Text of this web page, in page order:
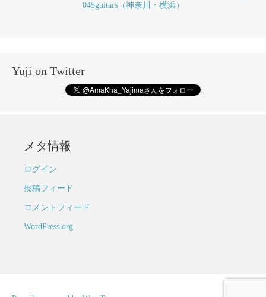
045guitars（神奈川・横浜）
Yuji on Twitter
メタ情報
ログイン
投稿フィード
コメントフィード
WordPress.org